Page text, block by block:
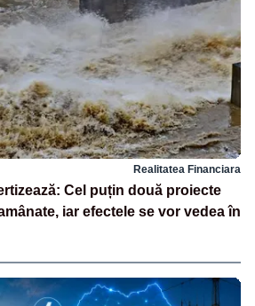
Realitatea Financiara
Cel puțin două proiecte
iar efectele se vor vedea în